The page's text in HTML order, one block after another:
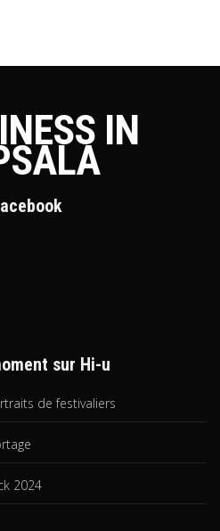
IN
sur Hi-u
de festivaliers
2024